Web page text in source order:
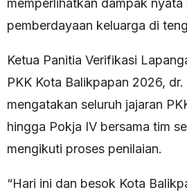
pemberdayaan keluarga di
Ketua Panitia Verifikasi
PKK Kota Balikpapan 2026,
mengatakan seluruh jajaran
hingga Pokja IV bersama tim
mengikuti proses penilaian.
“Hari ini dan besok Kota